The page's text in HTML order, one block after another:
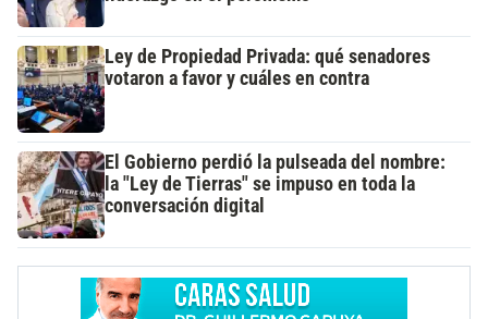
Ley de Propiedad Privada: qué senadores
votaron a favor y cuáles en contra
El Gobierno perdió la pulseada del nombre:
la "Ley de Tierras" se impuso en toda la
conversación digital